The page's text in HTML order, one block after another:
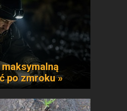
po zmroku »